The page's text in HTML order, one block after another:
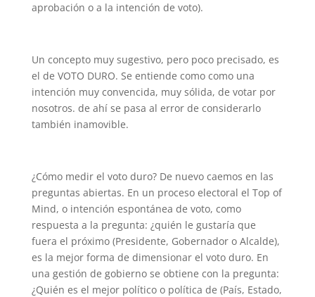
aprobación o a la intención de voto).
Un concepto muy sugestivo, pero poco precisado, es
el de VOTO DURO. Se entiende como como una
intención muy convencida, muy sólida, de votar por
nosotros. de ahí se pasa al error de considerarlo
también inamovible.
¿Cómo medir el voto duro? De nuevo caemos en las
preguntas abiertas. En un proceso electoral el Top of
Mind, o intención espontánea de voto, como
respuesta a la pregunta: ¿quién le gustaría que
fuera el próximo (Presidente, Gobernador o Alcalde),
es la mejor forma de dimensionar el voto duro. En
una gestión de gobierno se obtiene con la pregunta:
¿Quién es el mejor político o política de (País, Estado,